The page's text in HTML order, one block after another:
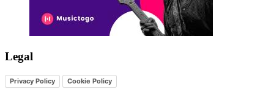
Legal
Privacy Policy Cookie Policy